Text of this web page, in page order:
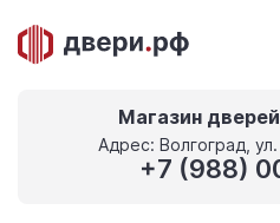
Магазин
Адрес: Волгоград,
+7 (988)